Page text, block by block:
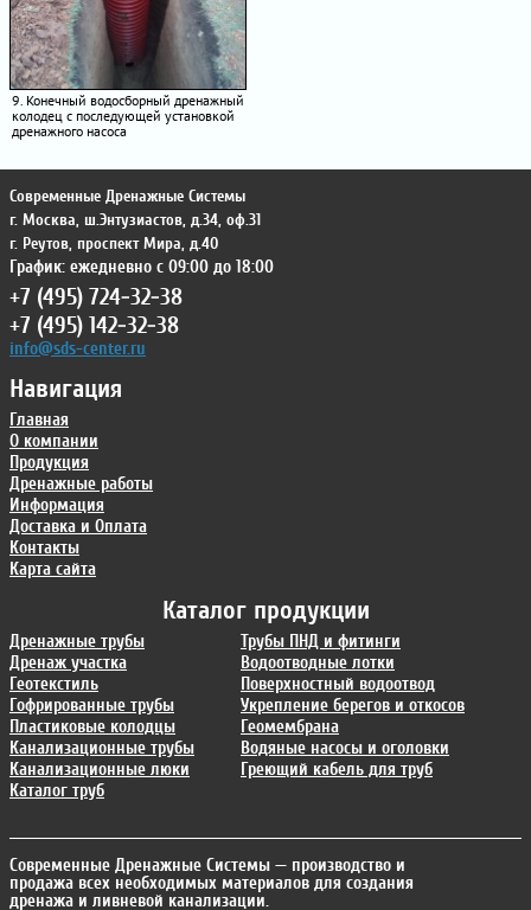
9. Конечный водосборный дренажный
колодец с последующей установкой
дренажного насоса
Каталог продукции
Дренажные трубы
Дренаж участка
Геотекстиль
Гофрированные трубы
Пластиковые колодцы
Канализационные трубы
Канализационные люки
Каталог труб
Трубы ПНД и фитинги
Водоотводные лотки
Поверхностный водоотвод
Укрепление берегов и откосов
Геомембрана
Водяные насосы и оголовки
Греющий кабель для труб
Навигация
Главная
О компании
Продукция
Дренажные работы
Информация
Доставка и Оплата
Контакты
Карта сайта
Современные Дренажные Системы
г. Москва, ш.Энтузиастов, д.34, оф.31
г. Реутов, проспект Мира, д.40
График: ежедневно с 09:00 до 18:00
+7 (495) 724-32-38
+7 (495) 142-32-38
info@sds-center.ru
Современные Дренажные Системы — производство и
продажа всех необходимых материалов для создания
дренажа и ливневой канализации.